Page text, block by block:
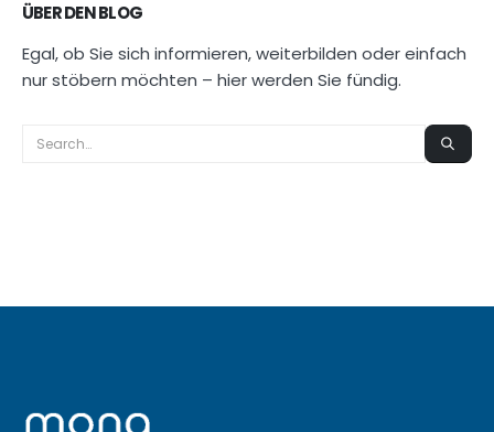
ÜBER DEN BLOG
Egal, ob Sie sich informieren, weiterbilden oder einfach
nur stöbern möchten – hier werden Sie fündig.